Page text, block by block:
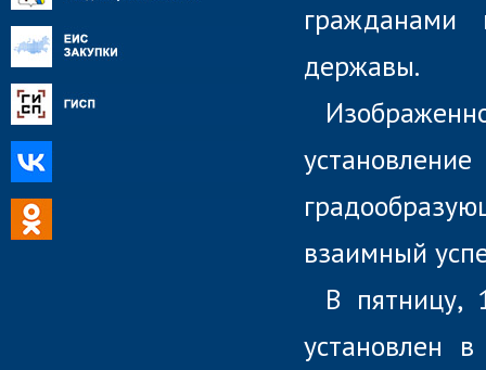
державы.
взаимный
В пятницу,
установлен